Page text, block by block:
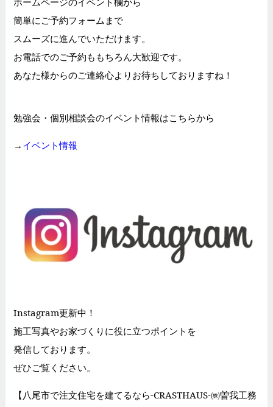
簡単にご予約フォームまで
スムーズに進んでいただけます。
お電話でのご予約ももちろん大歓迎です。
あなた様からのご連絡心よりお待ちしておりますね！
勉強会・個別相談会のイベント情報はこちらから
→ イベント情報
Instagram更新中！
施工写真やお家づくりに役に立つポイントを
発信しております。
ぜひご覧ください。
【八尾市で注文住宅を建てるなら-CRASTHAUS-㈱曽我工務